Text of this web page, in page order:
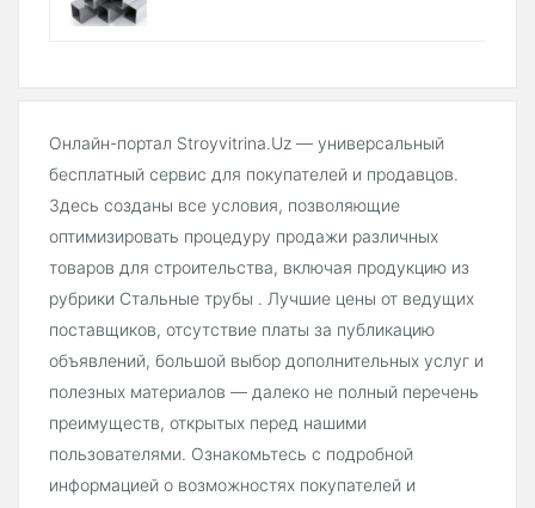
Онлайн-портал Stroyvitrina.Uz — универсальный
бесплатный сервис для покупателей и продавцов.
Здесь созданы все условия, позволяющие
оптимизировать процедуру продажи различных
товаров для строительства, включая продукцию из
рубрики Стальные трубы . Лучшие цены от ведущих
поставщиков, отсутствие платы за публикацию
объявлений, большой выбор дополнительных услуг и
полезных материалов — далеко не полный перечень
преимуществ, открытых перед нашими
пользователями. Ознакомьтесь с подробной
информацией о возможностях покупателей и